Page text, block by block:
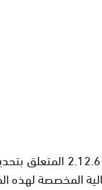
تغييرات جديدة ستطرأ على
المخصصة لهذه